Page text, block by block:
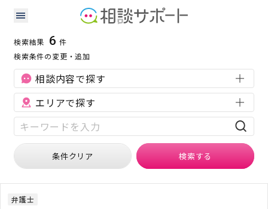
岩手県の企業法務に強い専門家の検索結果
企業法務
検索結果 6 件
検索条件の変更・追加
相談内容で探す
エリアで探す
条件クリア 検索する
弁護士